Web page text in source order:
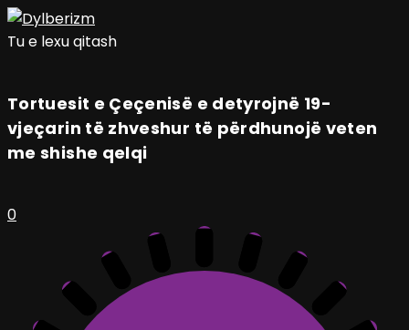
Tu e lexu qitash
Tortuesit e Çeçenisë e detyrojnë 19-
vjeçarin të zhveshur të përdhunojë veten
me shishe qelqi
0